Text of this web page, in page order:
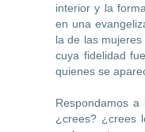
interior y la
en una
la de las
cuya fidelidad
quienes se
Respondamos
¿crees? ¿crees